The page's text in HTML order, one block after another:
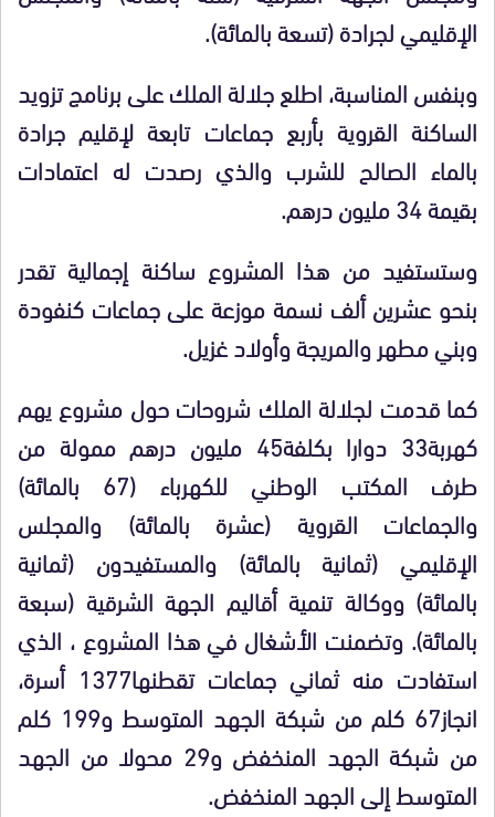
الإقليمي لجرادة (تسعة بالمائة).
وبنفس المناسبة، اطلع جلالة الملك على برنامج تزويد
الساكنة القروية بأربع جماعات تابعة لإقليم جرادة
بالماء الصالح للشرب والذي رصدت له اعتمادات
بقيمة 34 مليون درهم.
وستستفيد من هذا المشروع ساكنة إجمالية تقدر
بنحو عشرين ألف نسمة موزعة على جماعات كنفودة
وبني مطهر والمريجة وأولاد غزيل.
كما قدمت لجلالة الملك شروحات حول مشروع يهم
كهربة33 دوارا بكلفة45 مليون درهم ممولة من
طرف المكتب الوطني للكهرباء (67 بالمائة)
والجماعات القروية (عشرة بالمائة) والمجلس
الإقليمي (ثمانية بالمائة) والمستفيدون (ثمانية
بالمائة) ووكالة تنمية أقاليم الجهة الشرقية (سبعة
بالمائة). وتضمنت الأشغال في هذا المشروع ، الذي
استفادت منه ثماني جماعات تقطنها1377 أسرة،
انجاز67 كلم من شبكة الجهد المتوسط و199 كلم
من شبكة الجهد المنخفض و29 محولا من الجهد
المتوسط إلى الجهد المنخفض.